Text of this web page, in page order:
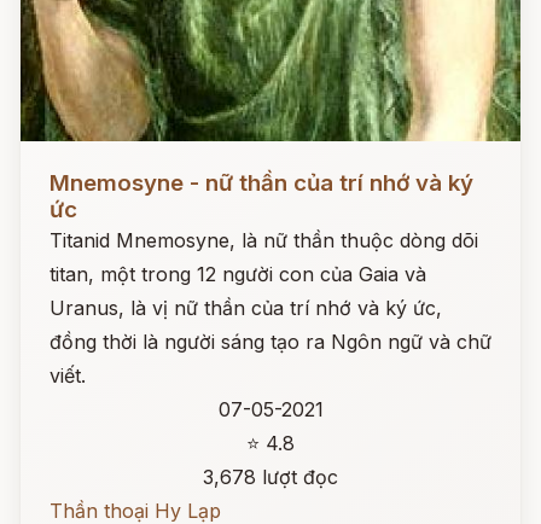
Mnemosyne - nữ thần của trí nhớ và ký
ức
Titanid Mnemosyne, là nữ thần thuộc dòng dõi
titan, một trong 12 người con của Gaia và
Uranus, là vị nữ thần của trí nhớ và ký ức,
đồng thời là người sáng tạo ra Ngôn ngữ và chữ
viết.
07-05-2021
⭐ 4.8
3,678 lượt đọc
Thần thoại Hy Lạp